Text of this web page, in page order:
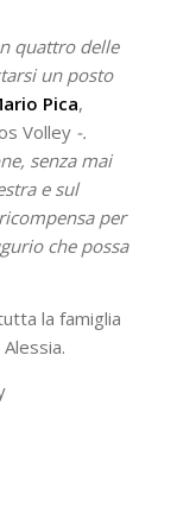
quattro delle
un posto
Pica,
Volley -.
senza mai
e sul
per
che possa
la famiglia